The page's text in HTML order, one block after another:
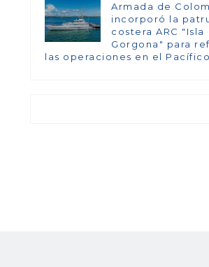
Armada de
incorporó la
costera ARC "Isla
Gorgona" para
las operaciones en el Pacífico